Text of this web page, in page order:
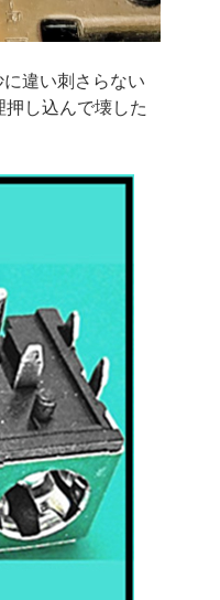
違い刺さらない
し込んで壊した